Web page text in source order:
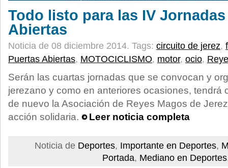
Todo listo para las IV
Abiertas
Noticia de 08 diciembre 2014. Tags: circuito de jerez,
Puertas Abiertas, MOTOCICLISMO, motor, ocio,
Serán las cuartas jornadas que se convocan y
jerezano y como en anteriores ocasiones, tendrá
de nuevo la Asociación de Reyes Magos de
acción solidaria.
Leer noticia completa
Noticia de Deportes, Importante en Deportes,
Portada, Mediano en Deportes